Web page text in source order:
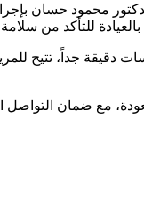
محمود حسان
للتأكد من سلامة
دقيقة جداً، تتيح
مع ضمان